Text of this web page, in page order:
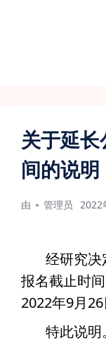
关于延长
间的说明
由 管理员 2022
经研究决
报名截止时
2022年9月26
特此说明。